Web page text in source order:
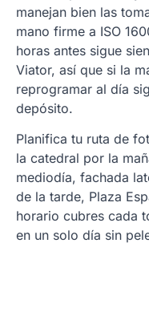
manejan bien las
mano firme a ISO
horas antes sigue
Viator, así que si la
reprogramar al día
depósito.
Planifica tu ruta de
la catedral por la
mediodía, fachada
de la tarde, Plaza
horario cubres cada
en un solo día sin